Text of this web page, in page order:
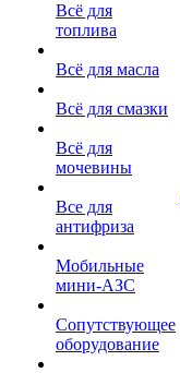
Всё для
топлива
Всё для масла
Всё для смазки
Всё для
мочевины
Все для
антифриза
Мобильные
мини-АЗС
Сопутствующее
оборудование